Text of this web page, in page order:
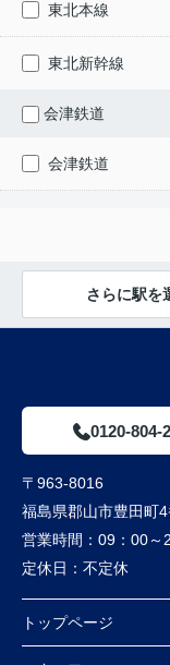
東北本線
東北新幹線
会津鉄道
会津鉄道
さらに駅を
0120-804-
〒963-8016
福島県郡山市豊田町
営業時間： 09：00～
定休日： 不定休
トップページ